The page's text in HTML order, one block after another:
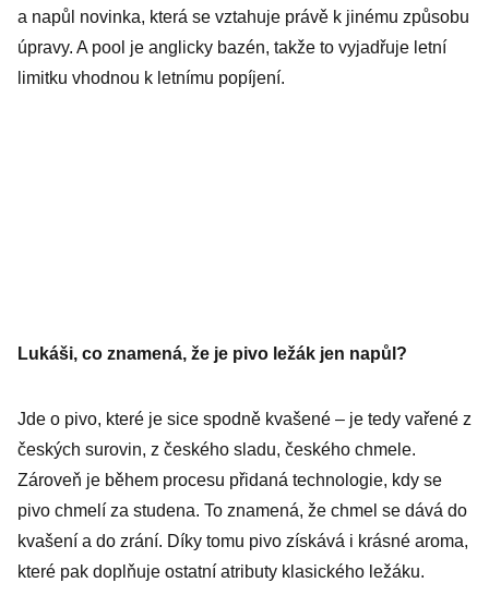
a napůl novinka, která se vztahuje právě k jinému způsobu
úpravy. A pool je anglicky bazén, takže to vyjadřuje letní
limitku vhodnou k letnímu popíjení.
Lukáši, co znamená, že je pivo ležák jen napůl?
Jde o pivo, které je sice spodně kvašené – je tedy vařené z
českých surovin, z českého sladu, českého chmele.
Zároveň je během procesu přidaná technologie, kdy se
pivo chmelí za studena. To znamená, že chmel se dává do
kvašení a do zrání. Díky tomu pivo získává i krásné aroma,
které pak doplňuje ostatní atributy klasického ležáku.